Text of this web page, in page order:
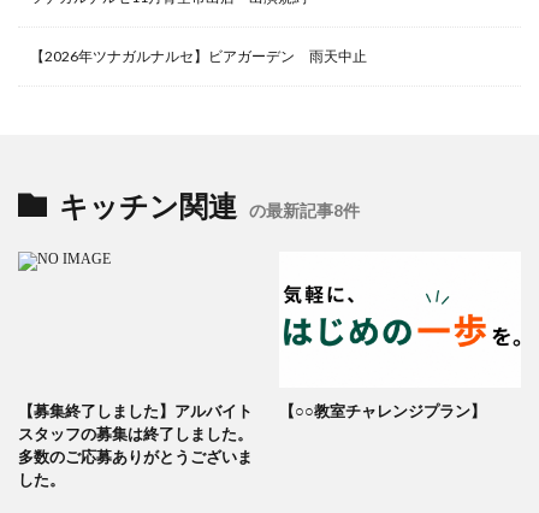
【2026年ツナガルナルセ】ビアガーデン 雨天中止
キッチン関連 の最新記事8件
【募集終了しました】アルバイト
スタッフの募集は終了しました。
多数のご応募ありがとうございま
した。
【○○教室チャレンジプラン】